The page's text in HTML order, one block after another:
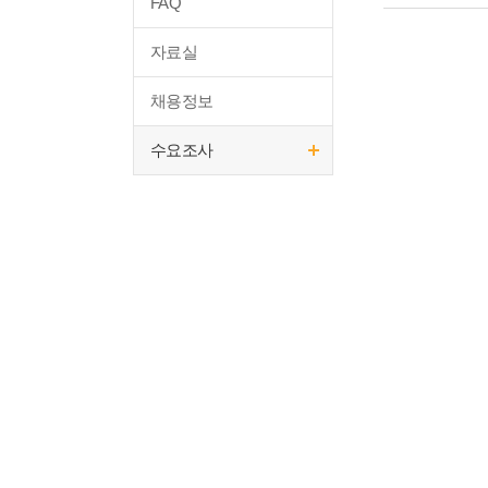
자료실
채용정보
수요조사